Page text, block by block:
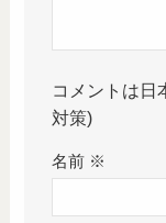
コメントは日
対策)
名前 ※